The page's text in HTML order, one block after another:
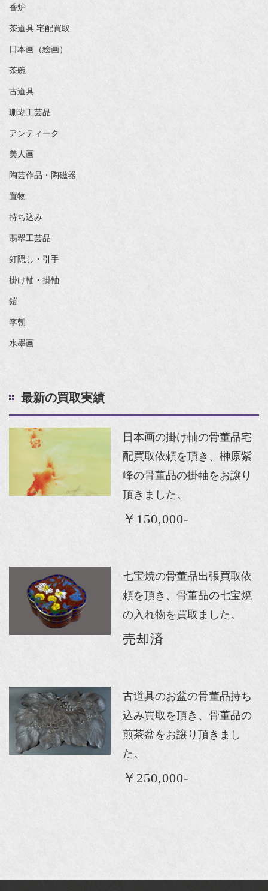
香炉
茶道具 宅配買取
日本画（絵画）
茶碗
古道具
珊瑚工芸品
アンティーク
美人画
陶芸作品・陶磁器
置物
持ち込み
翡翠工芸品
釘隠し・引手
掛け軸・掛軸
鎧
李朝
水墨画
最新の買取実績
日本画の掛け軸の骨董品宅
配買取依頼を頂き、榊原紫
峰の骨董品の掛軸をお譲り
頂きました。
￥150,000-
七宝焼の骨董品出張買取依
頼を頂き、骨董品の七宝焼
の入れ物を買取ました。
売却済
古道具のお盆の骨董品持ち
込み買取を頂き、骨董品の
煎茶盆をお譲り頂きまし
た。
￥250,000-